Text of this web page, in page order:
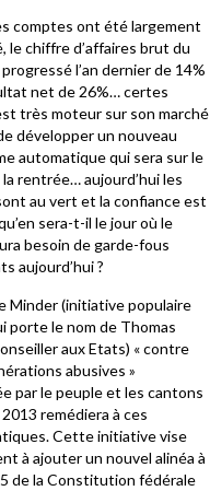
comptes ont été largement
le chiffre d’affaires brut du
l’an dernier de 14%
net de 26%… certes
très moteur sur son marché
développer un nouveau
automatique qui sera sur le
la rentrée… aujourd’hui les
au vert et la confiance est
sera-t-il le jour où le
besoin de garde-fous
aujourd’hui ?
Minder (initiative populaire
porte le nom de Thomas
aux Etats) « contre
abusives »
par le peuple et les cantons
remédiera à ces
Cette initiative vise
à ajouter un nouvel alinéa à
de la Constitution fédérale